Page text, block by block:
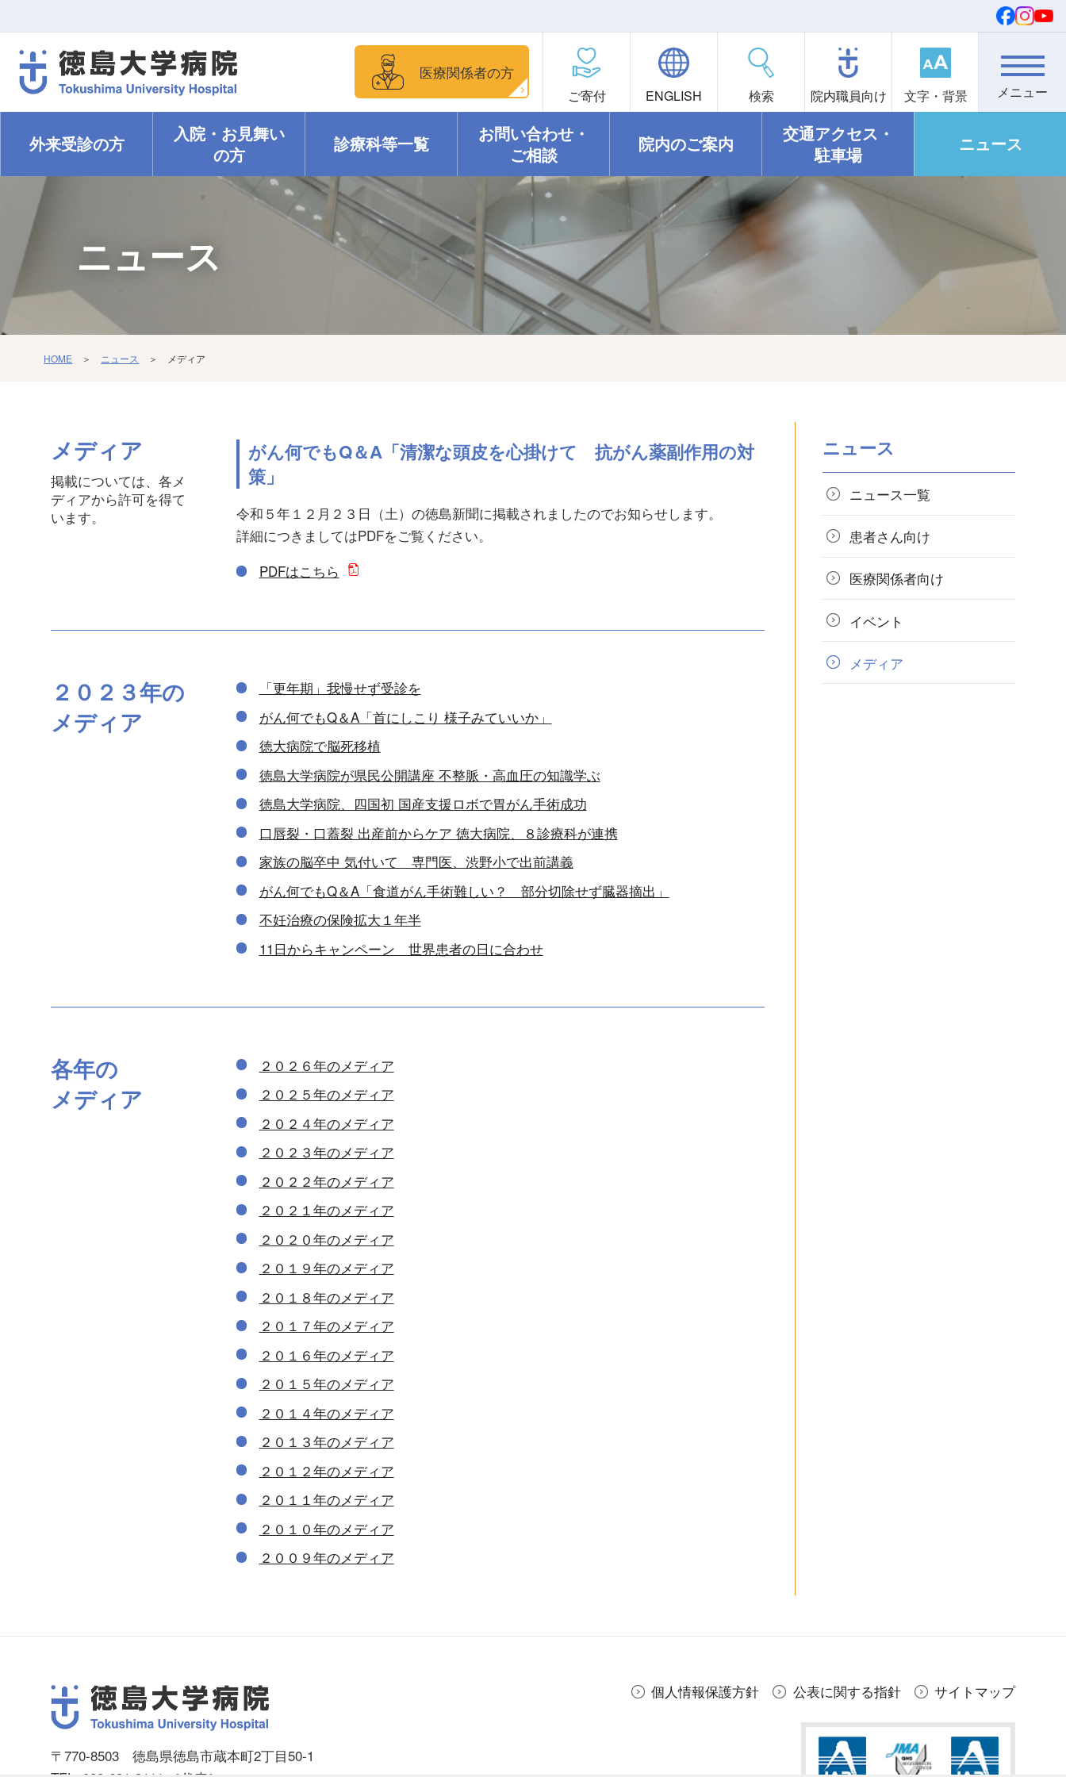
医療関係者の方
ご寄付 ENGLISH 検索 院内職員向け 文字・背景
外来受診の方 入院・ お見舞い
の方
診療科等一覧
お問い合わせ・
ご相談
院内のご案内
交通アクセス・
駐車場
ニュース
ニュース
HOME ＞ ニュース ＞ メディア
メディア
掲載については、各メ
ディアから許可を得て
います。
がん何でもQ＆A「清潔な頭皮を心掛けて 抗がん薬副作用の対
策」
令和５年１２月２３日（土）の徳島新聞に掲載されましたのでお知らせします。
詳細につきましてはPDFをご覧ください。
PDFはこちら
２０２３年の
メディア
「更年期」我慢せず受診を
がん何でもQ＆A「首にしこり 様子みていいか」
徳大病院で脳死移植
徳島大学病院が県民公開講座 不整脈・高血圧の知識学ぶ
徳島大学病院、四国初 国産支援ロボで胃がん手術成功
口唇裂・口蓋裂 出産前からケア 徳大病院、８診療科が連携
家族の脳卒中 気付いて 専門医、渋野小で出前講義
がん何でもQ＆A「食道がん手術難しい？ 部分切除せず臓器摘出」
不妊治療の保険拡大１年半
11日からキャンペーン 世界患者の日に合わせ
各年の
メディア
２０２６年のメディア
２０２５年のメディア
２０２４年のメディア
２０２３年のメディア
２０２２年のメディア
２０２１年のメディア
２０２０年のメディア
２０１９年のメディア
２０１８年のメディア
２０１７年のメディア
２０１６年のメディア
２０１５年のメディア
２０１４年のメディア
２０１３年のメディア
２０１２年のメディア
２０１１年のメディア
２０１０年のメディア
２００９年のメディア
ニュース
ニュース一覧
患者さん向け
医療関係者向け
イベント
メディア
〒770-8503 徳島県徳島市蔵本町2丁目50-1
個人情報保護方針 公表に関する指針 サイトマップ